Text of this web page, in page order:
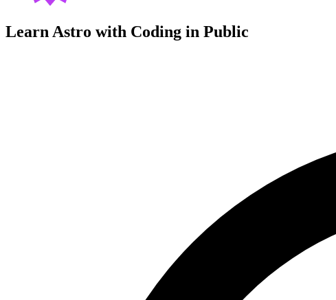
Learn Astro with Coding in Public